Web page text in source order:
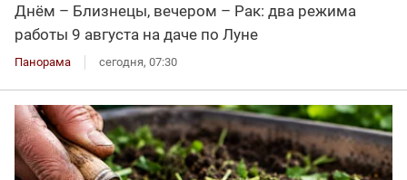
Днём – Близнецы, вечером – Рак: два режима
работы 9 августа на даче по Луне
Панорама сегодня, 07:30